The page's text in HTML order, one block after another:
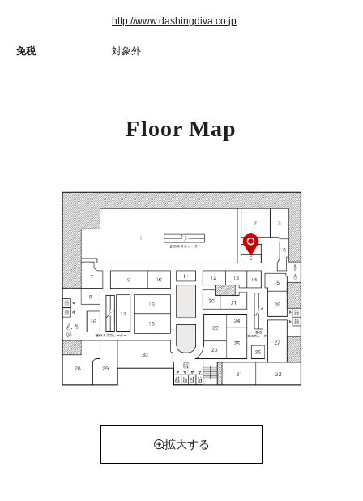
http://www.dashingdiva.co.jp
免税 対象外
Floor Map
拡大する